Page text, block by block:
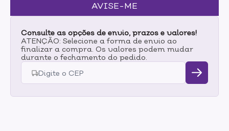
externo. Manter fora do alcance das crianças. Não
ingerir. Em caso de contato acidental com os olhos,
enxaguar abundantemente. Não utilizar sobre a pele
irritada ou lesionada. Em caso de sensibilidade
dérmica, procure orientação médica. Manter em local
seco e arejado.
AVISE-ME
Consulte as opções de envio, prazos e valores!
ATENÇÃO: Selecione a forma de envio ao
finalizar a compra. Os valores podem mudar
durante o fechamento do pedido.